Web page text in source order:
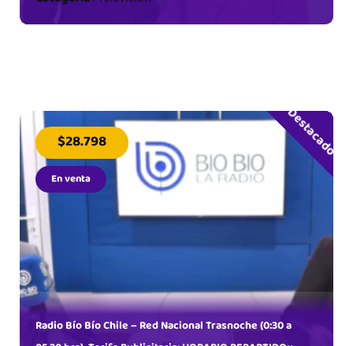
Destacado
$28.798
En venta
Radio Bío Bío Chile – Red Nacional Trasnoche (0:30 a